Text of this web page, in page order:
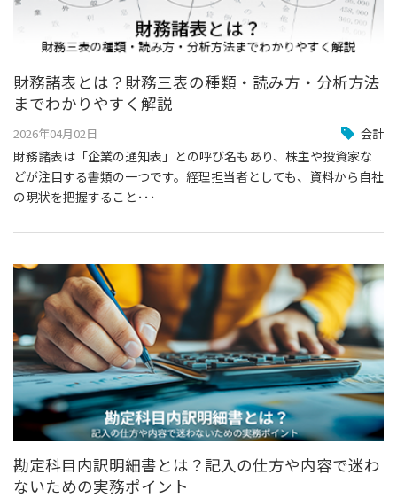
財務諸表とは？財務三表の種類・読み方・分析方法
までわかりやすく解説
2026年04月02日 会計
財務諸表は「企業の通知表」との呼び名もあり、株主や投資家な
どが注目する書類の一つです。経理担当者としても、資料から自社
の現状を把握すること･･･
勘定科目内訳明細書とは？記入の仕方や内容で迷わ
ないための実務ポイント